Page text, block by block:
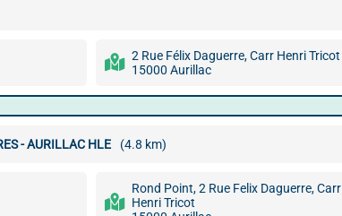
2 Rue Félix Daguerre, Carr Henri Tricot
15000 Aurillac
- AURILLAC HLE (4.8 km)
Rond Point, 2 Rue Felix Daguerre, Carr
Henri Tricot